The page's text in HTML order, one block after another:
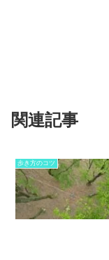
関連記事
歩き方のコツ